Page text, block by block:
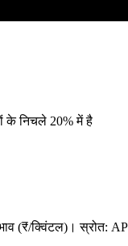
के निचले 20% में है
(₹/क्विंटल)। स्रोत: